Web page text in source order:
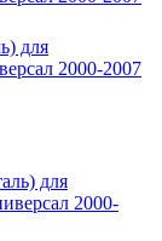
для
2000-2007